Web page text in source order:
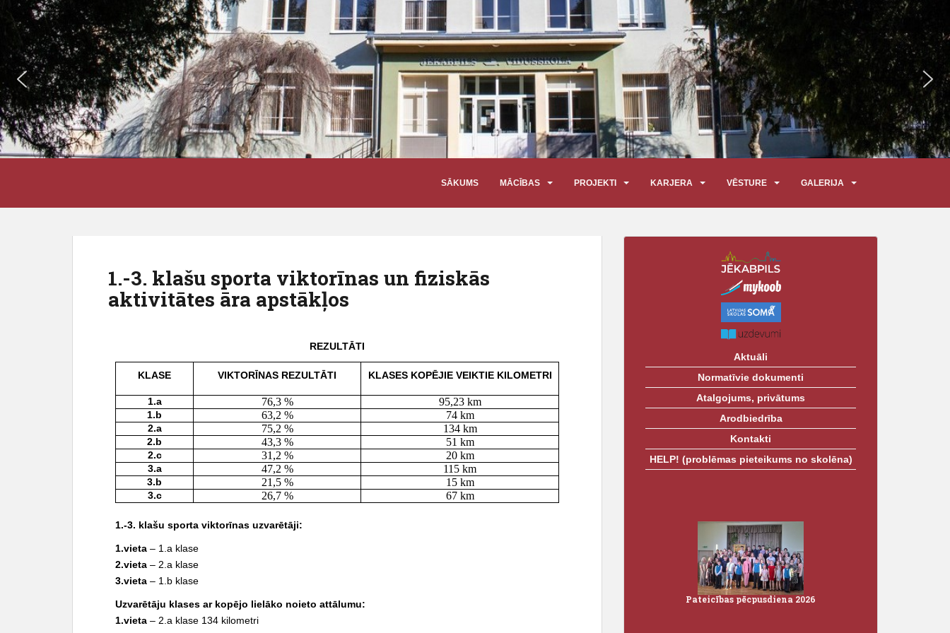
SĀKUMS MĀCĪBAS PROJEKTI KARJERA VĒSTURE GALERIJA
1.-3. klašu sporta viktorīnas un fiziskās
aktivitātes āra apstākļos
REZULTĀTI
KLASE VIKTORĪNAS REZULTĀTI KLASES KOPĒJIE VEIKTIE KILOMETRI
1.a 76,3 % 95,23 km
1.b 63,2 % 74 km
2.a 75,2 % 134 km
2.b 43,3 % 51 km
2.c 31,2 % 20 km
3.a 47,2 % 115 km
3.b 21,5 % 15 km
3.c 26,7 % 67 km
1.-3. klašu sporta viktorīnas uzvarētāji:
1.vieta – 1.a klase
2.vieta – 2.a klase
3.vieta – 1.b klase
Uzvarētāju klases ar kopējo lielāko noieto attālumu:
1.vieta – 2.a klase 134 kilometri
Aktuāli
Normatīvie dokumenti
Atalgojums, privātums
Arodbiedrība
Kontakti
HELP! (problēmas pieteikums no skolēna)
Pateicības pēcpusdiena 2026